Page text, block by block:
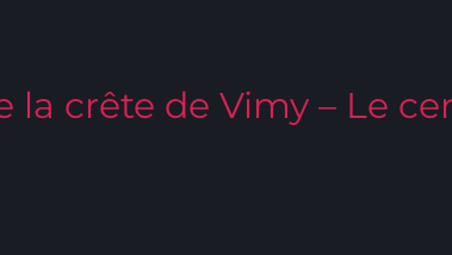
la crête de Vimy – Le